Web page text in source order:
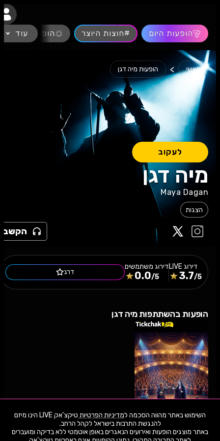
השימוש באתר מהווה הסכמה למדיניות הפרטיות
טיקצ'אק LIVE הינו מיזם
באתר מוצגים הופעות ואירועים הנאגרים באופן אוטמטי ללא בדיקה ומועברים
הופעות היום #חוצות היוצר הופעות חיות
עוד
ראשי > הופעות מיה דגן
לעקוב
מיה דגן
Maya Dagan
הצגות
הקשב
דירוג
3.7/5
דירוג משתמשים
0.0/5
דרג
הופעות בהשתתפות מיה דגן
14.8.26 שישי 21:00